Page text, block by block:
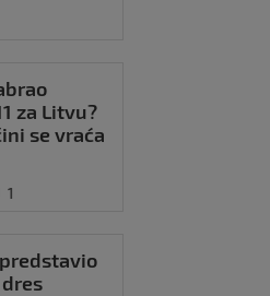
za Litvu?
se vraća
1